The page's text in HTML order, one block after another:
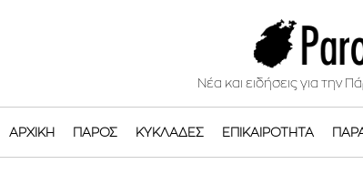
Νέα και ειδήσεις για την
ΑΡΧΙΚΉ ΠΆΡΟΣ ΚΥΚΛΆΔΕΣ ΕΠΙΚΑΙΡΌΤΗΤΑ